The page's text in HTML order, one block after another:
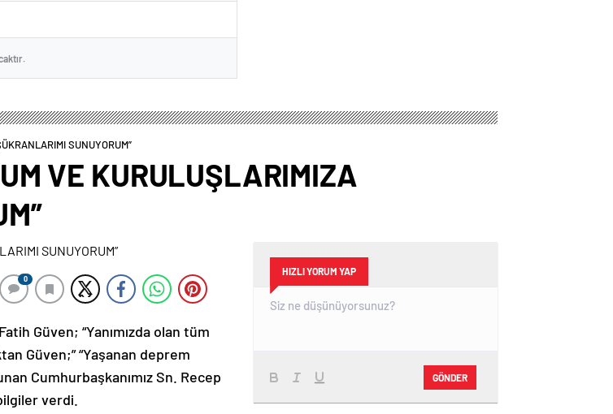
SUNUYORUM”
VE KURULUŞLARIMIZA
0
Güven; “Yanımızda olan tüm
Güven;” “Yaşanan deprem
Cumhurbaşkanımız Sn. Recep
verdi.
HIZLI YORUM YAP
GÖNDER